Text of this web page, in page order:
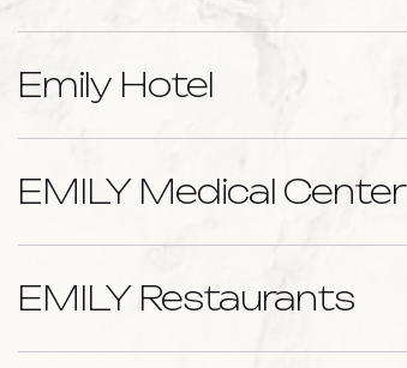
Emily Hotel
EMILY Medical Center
EMILY Restaurants